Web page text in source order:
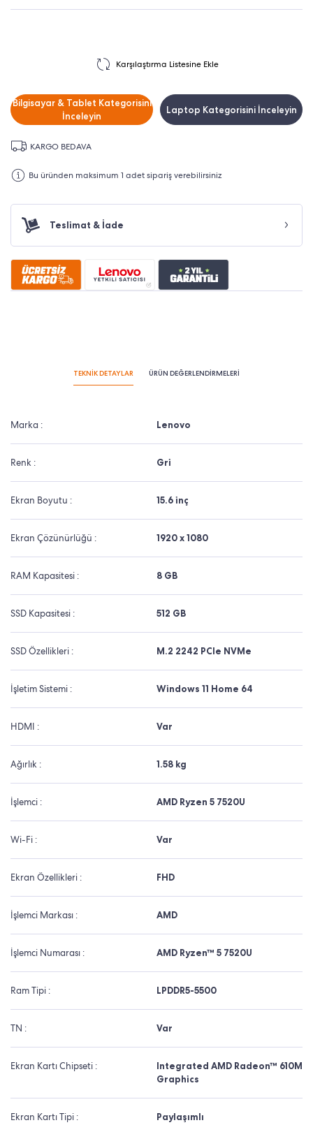
Karşılaştırma Listesine Ekle
Bilgisayar & Tablet Kategorisini
İnceleyin
Laptop Kategorisini İnceleyin
KARGO BEDAVA
Bu üründen maksimum 1 adet sipariş verebilirsiniz
Teslimat & İade
TEKNİK DETAYLAR ÜRÜN DEĞERLENDİRMELERİ
Marka : Lenovo
Renk : Gri
Ekran Boyutu : 15.6 inç
Ekran Çözünürlüğü : 1920 x 1080
RAM Kapasitesi : 8 GB
SSD Kapasitesi : 512 GB
SSD Özellikleri : M.2 2242 PCIe NVMe
İşletim Sistemi : Windows 11 Home 64
HDMI : Var
Ağırlık : 1.58 kg
İşlemci : AMD Ryzen 5 7520U
Wi-Fi : Var
Ekran Özellikleri : FHD
İşlemci Markası : AMD
İşlemci Numarası : AMD Ryzen™ 5 7520U
Ram Tipi : LPDDR5-5500
TN : Var
Ekran Kartı Chipseti :
Integrated AMD Radeon™ 610M
Graphics
Ekran Kartı Tipi : Paylaşımlı